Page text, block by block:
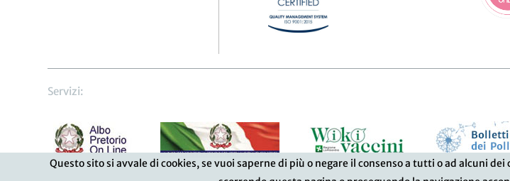
Questo sito si avvale di cookies, se vuoi saperne di più o negare il consenso a tutti o ad alcuni
Servizi: